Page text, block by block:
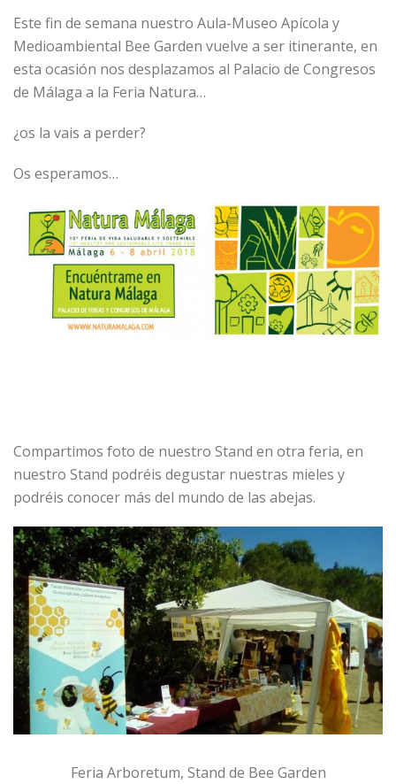
Este fin de semana nuestro Aula-Museo Apícola y
Medioambiental Bee Garden vuelve a ser itinerante, en
esta ocasión nos desplazamos al Palacio de Congresos
de Málaga a la Feria Natura…
¿os la vais a perder?
Os esperamos…
Compartimos foto de nuestro Stand en otra feria, en
nuestro Stand podréis degustar nuestras mieles y
podréis conocer más del mundo de las abejas.
Feria Arboretum, Stand de Bee Garden